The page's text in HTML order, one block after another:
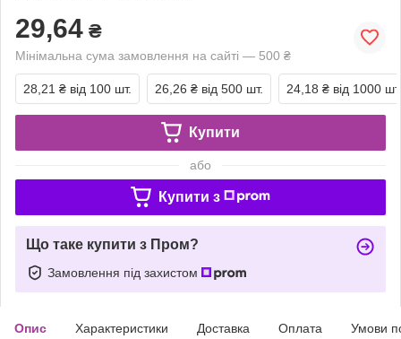
29,64 ₴
Мінімальна сума замовлення на сайті — 500 ₴
28,21 ₴ від 100 шт. 26,26 ₴ від 500 шт. 24,18 ₴ від 1000 шт.
Купити
або
Купити з
Що таке купити з Пром?
Замовлення під захистом
Опис Характеристики Доставка Оплата Умови